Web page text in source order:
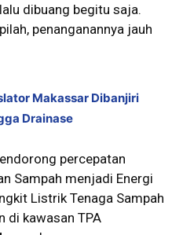
dibuang begitu saja.
penanganannya jauh
Makassar Dibanjiri
Drainase
percepatan
Sampah menjadi Energi
Listrik Tenaga Sampah
di kawasan TPA